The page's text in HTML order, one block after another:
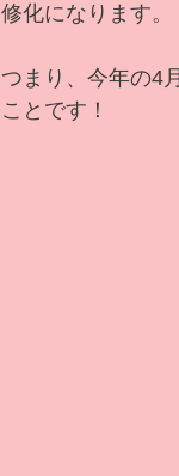
修化になります。
つまり、今年の4
ことです！